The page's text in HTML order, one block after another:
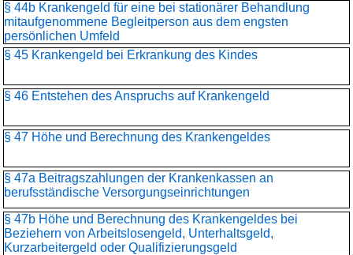
§ 44b Krankengeld für eine bei stationärer Behandlung
mitaufgenommene Begleitperson aus dem engsten
persönlichen Umfeld
§ 45 Krankengeld bei Erkrankung des Kindes
§ 46 Entstehen des Anspruchs auf Krankengeld
§ 47 Höhe und Berechnung des Krankengeldes
§ 47a Beitragszahlungen der Krankenkassen an
berufsständische Versorgungseinrichtungen
§ 47b Höhe und Berechnung des Krankengeldes bei
Beziehern von Arbeitslosengeld, Unterhaltsgeld,
Kurzarbeitergeld oder Qualifizierungsgeld